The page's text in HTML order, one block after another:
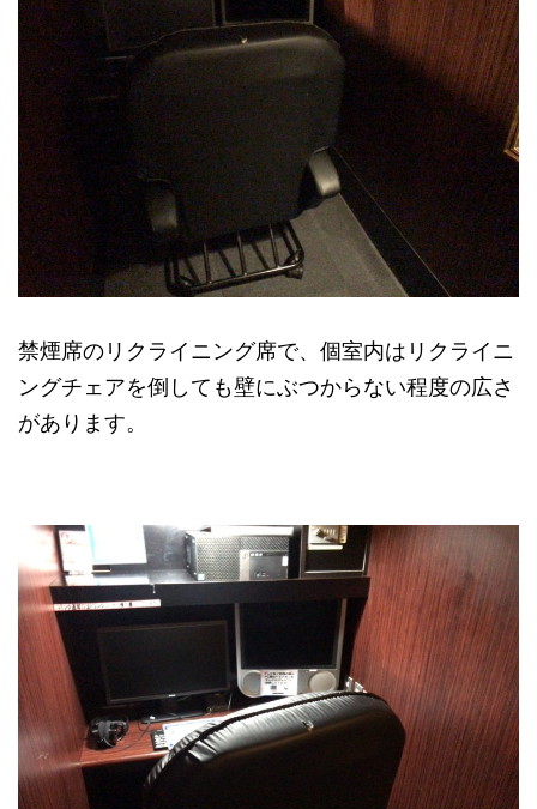
禁煙席のリクライニング席で、個室内はリクライニ
ングチェアを倒しても壁にぶつからない程度の広さ
があります。